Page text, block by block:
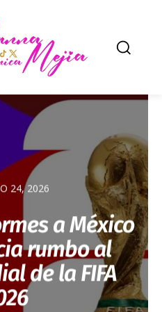
24, 2026
a México
rumbo al
de la FIFA